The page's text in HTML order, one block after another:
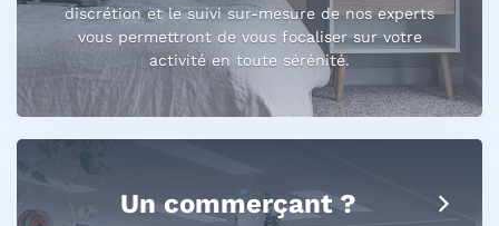
discrétion et le suivi sur-mesure de nos experts
vous permettront de vous focaliser sur votre
activité en toute sérénité.
Un commerçant ?